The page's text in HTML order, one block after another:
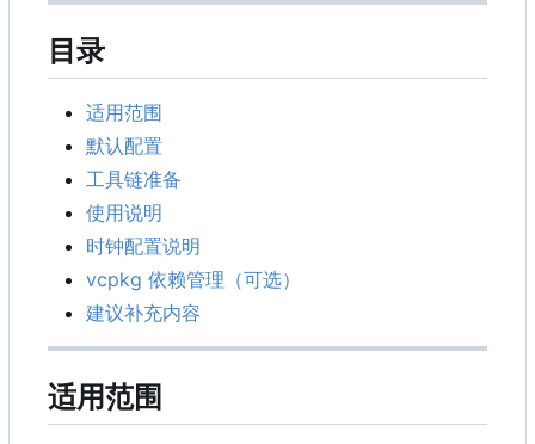
目录
适用范围
默认配置
工具链准备
使用说明
时钟配置说明
vcpkg 依赖管理（可选）
建议补充内容
适用范围